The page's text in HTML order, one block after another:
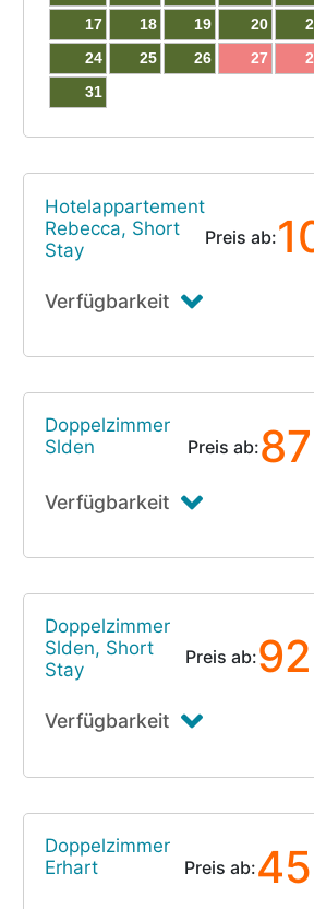
17
18 19 20
24
25 26 27
31
Hotelappartement
Rebecca, Short
Stay
Preis ab:
Verfügbarkeit
Doppelzimmer
Slden
Preis ab:
Verfügbarkeit
Doppelzimmer
Slden, Short
Stay
Preis ab:
Verfügbarkeit
Doppelzimmer
Erhart
Preis ab: